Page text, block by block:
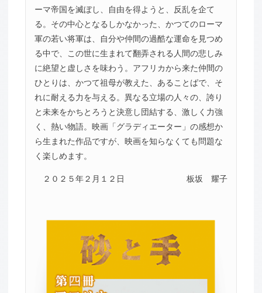
ーマ帝国を滅ぼし、自由を得ようと、反乱を企て
る。その中心となるしかなかった、かつてのローマ
軍の若い将軍は、自分や仲間の過酷な運命を見つめ
る中で、この世に生まれて翻弄される人間の悲しみ
に絶望と虚しさを味わう。アフリカから来た仲間の
ひとりは、かつて祖母が教えた、あることばで、そ
れに耐える力を与える。異なる立場の人々の、誇り
と未来をかちとろうと決意し団結する、激しく力強
く、熱い物語。映画「グラディエーター」の感想か
ら生まれた作品ですが、映画を知らなくても問題な
く楽しめます。
２０２５年２月１２日 板坂 耀子